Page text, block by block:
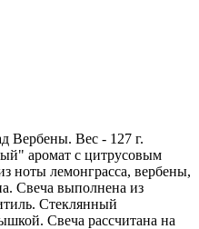
Вербены. Вес - 127 г.
аромат с цитрусовым
ноты лемонграсса, вербены,
Свеча выполнена из
Стеклянный
Свеча рассчитана на